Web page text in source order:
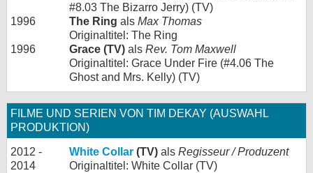
#8.03 The Bizarro Jerry) (TV)
1996
The Ring als Max Thomas
Originaltitel: The Ring
1996
Grace (TV) als Rev. Tom Maxwell
Originaltitel: Grace Under Fire (#4.06 The
Ghost and Mrs. Kelly) (TV)
FILME UND SERIEN VON TIM DEKAY (AUSWAHL
PRODUKTION)
2012 -
2014
White Collar (TV) als Regisseur / Produzent
Originaltitel: White Collar (TV)